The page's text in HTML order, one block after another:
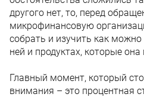
другого нет, то, перед
микрофинансовую
собрать и изучить как
ней и продуктах, которые она
Главный момент, который
внимания – это процентная